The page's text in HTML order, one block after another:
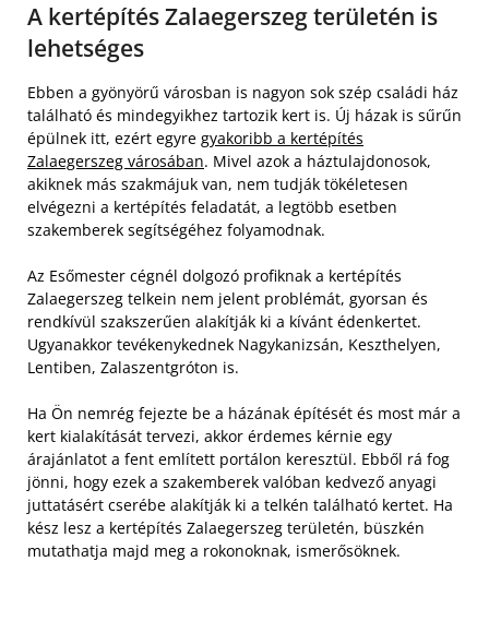
A kertépítés Zalaegerszeg területén is
lehetséges
Ebben a gyönyörű városban is nagyon sok szép családi ház
található és mindegyikhez tartozik kert is. Új házak is sűrűn
épülnek itt, ezért egyre gyakoribb a kertépítés
Zalaegerszeg városában. Mivel azok a háztulajdonosok,
akiknek más szakmájuk van, nem tudják tökéletesen
elvégezni a kertépítés feladatát, a legtöbb esetben
szakemberek segítségéhez folyamodnak.
Az Esőmester cégnél dolgozó profiknak a kertépítés
Zalaegerszeg telkein nem jelent problémát, gyorsan és
rendkívül szakszerűen alakítják ki a kívánt édenkertet.
Ugyanakkor tevékenykednek Nagykanizsán, Keszthelyen,
Lentiben, Zalaszentgróton is.
Ha Ön nemrég fejezte be a házának építését és most már a
kert kialakítását tervezi, akkor érdemes kérnie egy
árajánlatot a fent említett portálon keresztül. Ebből rá fog
jönni, hogy ezek a szakemberek valóban kedvező anyagi
juttatásért cserébe alakítják ki a telkén található kertet. Ha
kész lesz a kertépítés Zalaegerszeg területén, büszkén
mutathatja majd meg a rokonoknak, ismerősöknek.